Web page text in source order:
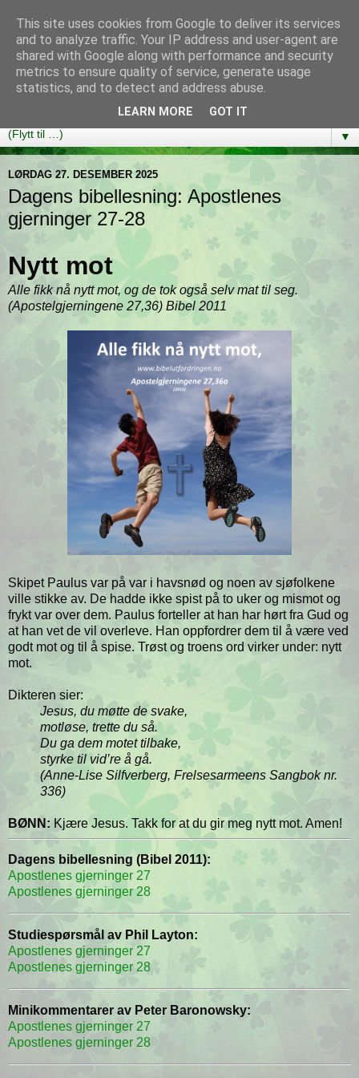
Bibelutfordringen
En bibelleseplan som hjelper deg med å lese gjennom hele
Bibelen på ett år!
▼
LØRDAG 27. DESEMBER 2025
Dagens bibellesning: Apostlenes
gjerninger 27-28
Nytt mot
Alle fikk nå nytt mot, og de tok også selv mat til seg.
(Apostelgjerningene 27,36) Bibel 2011
Skipet Paulus var på var i havsnød og noen av sjøfolkene
ville stikke av. De hadde ikke spist på to uker og mismot og
frykt var over dem. Paulus forteller at han har hørt fra Gud og
at han vet de vil overleve. Han oppfordrer dem til å være ved
godt mot og til å spise. Trøst og troens ord virker under: nytt
mot.
Dikteren sier:
Jesus, du møtte de svake,
motløse, trette du så.
Du ga dem motet tilbake,
styrke til vid’re å gå.
(Anne-Lise Silfverberg, Frelsesarmeens Sangbok nr.
336)
BØNN: Kjære Jesus. Takk for at du gir meg nytt mot. Amen!
Dagens bibellesning (Bibel 2011):
Apostlenes gjerninger 27
Apostlenes gjerninger 28
Studiespørsmål av Phil Layton:
Apostlenes gjerninger 27
Apostlenes gjerninger 28
Minikommentarer av Peter Baronowsky:
Apostlenes gjerninger 27
Apostlenes gjerninger 28
This site uses cookies from Google to deliver its services
and to analyze traffic. Your IP address and user-agent are
shared with Google along with performance and security
metrics to ensure quality of service, generate usage
statistics, and to detect and address abuse.
LEARN MORE GOT IT